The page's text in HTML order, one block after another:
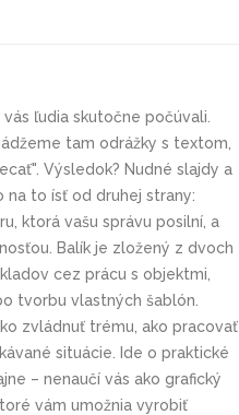
ľudia skutočne počúvali.
tam odrážky s textom,
Výsledok? Nudné slajdy a
na to ísť od druhej strany:
ktorá vašu správu posilní, a
Balík je zložený z dvoch
cez prácu s objektmi,
tvorbu vlastných šablón.
zvládnuť trému, ako pracovať
situácie. Ide o praktické
– nenaučí vás ako grafický
vám umožnia vyrobiť